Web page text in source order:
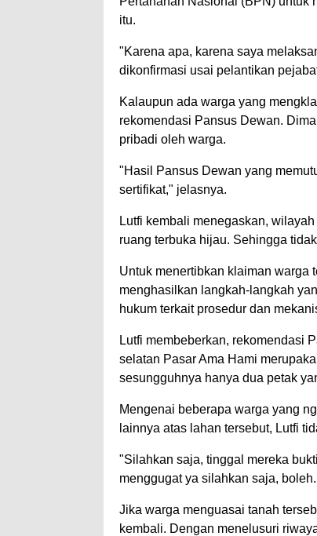
itu.
"Karena apa, karena saya
dikonfirmasi usai pelantikan
Kalaupun ada warga yang
rekomendasi Pansus Dewan.
pribadi oleh warga.
"Hasil Pansus Dewan yang
sertifikat," jelasnya.
Lutfi kembali menegaskan,
ruang terbuka hijau. Sehingga
Untuk menertibkan klaiman warga
menghasilkan langkah-langkah
hukum terkait prosedur dan
Lutfi membeberkan, rekomendasi
selatan Pasar Ama Hami
sesungguhnya hanya dua petak
Mengenai beberapa warga yang
lainnya atas lahan tersebut, Lutfi
"Silahkan saja, tinggal mereka
menggugat ya silahkan saja,
Jika warga menguasai tanah
kembali. Dengan menelusuri